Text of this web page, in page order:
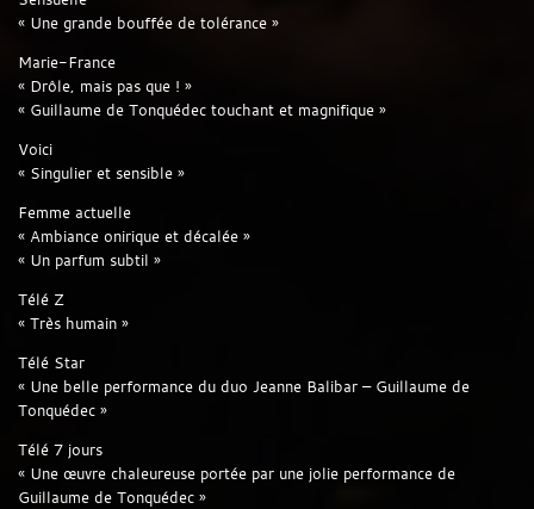
« Une grande bouffée de tolérance »
Marie-France
« Drôle, mais pas que ! »
« Guillaume de Tonquédec touchant et magnifique »
Voici
« Singulier et sensible »
Femme actuelle
« Ambiance onirique et décalée »
« Un parfum subtil »
Télé Z
« Très humain »
Télé Star
« Une belle performance du duo Jeanne Balibar – Guillaume de
Tonquédec »
Télé 7 jours
« Une œuvre chaleureuse portée par une jolie performance de
Guillaume de Tonquédec »